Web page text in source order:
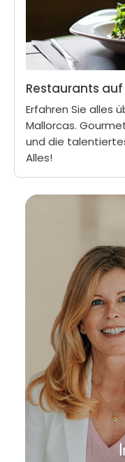
Restaurants
Erfahren Sie alles
Mallorcas.
und die
Alles!